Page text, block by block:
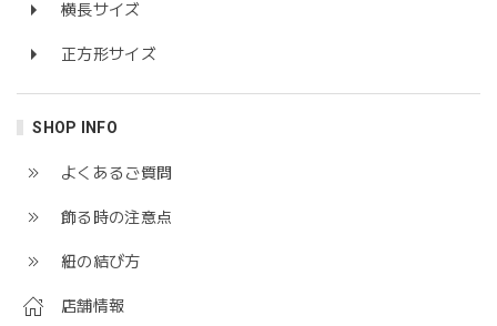
横長サイズ
正方形サイズ
SHOP INFO
よくあるご質問
飾る時の注意点
紐の結び方
店舗情報